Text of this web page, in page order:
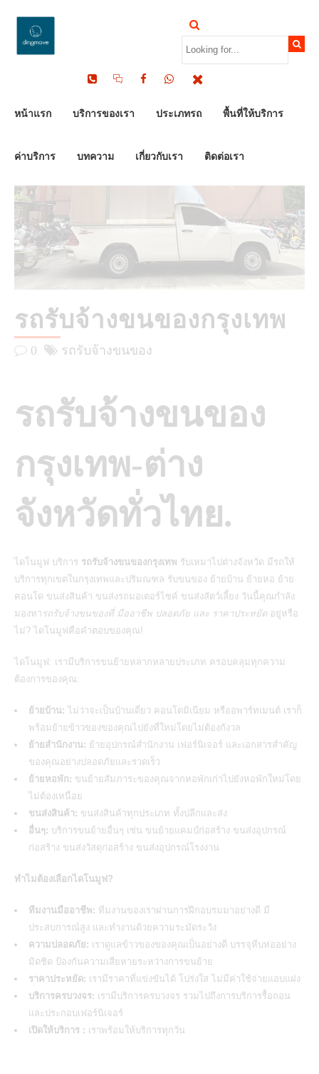
หน้าแรก บริการของเรา ประเภทรถ พื้นที่ให้บริการ
ค่าบริการ บทความ เกี่ยวกับเรา ติดต่อเรา
รถรับจ้างขนของกรุงเทพ
0 รถรับจ้างขนของ
รถรับจ้างขนของ
กรุงเทพ-ต่าง
จังหวัดทั่วไทย.
ไดโนมูฟ บริการ รถรับจ้างขนของกรุงเทพ รับเหมาไปต่างจังหวัด มีรถให้
บริการทุกเขตในกรุงเทพและปริมณฑล รับขนของ ย้ายบ้าน ย้ายหอ ย้าย
คอนโด ขนส่งสินค้า ขนส่งรถมอเตอร์ไซค์ ขนส่งสัตว์เลี้ยง วันนี้คุณกำลัง
มองหา รถรับจ้างขนของที่ มืออาชีพ ปลอดภัย และ ราคาประหยัด อยู่หรือ
ไม่? ไดโนมูฟคือคำตอบของคุณ!
ไดโนมูฟ: เรามีบริการขนย้ายหลากหลายประเภท ครอบคลุมทุกความ
ต้องการของคุณ:
ย้ายบ้าน: ไม่ว่าจะเป็นบ้านเดี่ยว คอนโดมิเนียม หรืออพาร์ทเมนต์ เราก็
พร้อมย้ายข้าวของของคุณไปยังที่ใหม่โดยไม่ต้องกังวล
ย้ายสำนักงาน: ย้ายอุปกรณ์สำนักงาน เฟอร์นิเจอร์ และเอกสารสำคัญ
ของคุณอย่างปลอดภัยและรวดเร็ว
ย้ายหอพัก: ขนย้ายสัมภาระของคุณจากหอพักเก่าไปยังหอพักใหม่โดย
ไม่ต้องเหนื่อย
ขนส่งสินค้า: ขนส่งสินค้าทุกประเภท ทั้งปลีกและส่ง
อื่นๆ: บริการขนย้ายอื่นๆ เช่น ขนย้ายแคมป์ก่อสร้าง ขนส่งอุปกรณ์
ก่อสร้าง ขนส่งวัสดุก่อสร้าง ขนส่งอุปกรณ์โรงงาน
ทำไมต้องเลือกไดโนมูฟ?
ทีมงานมืออาชีพ: ทีมงานของเราผ่านการฝึกอบรมมาอย่างดี มี
ประสบการณ์สูง และทำงานด้วยความระมัดระวัง
ความปลอดภัย: เราดูแลข้าวของของคุณเป็นอย่างดี บรรจุหีบห่ออย่าง
มิดชิด ป้องกันความเสียหายระหว่างการขนย้าย
ราคาประหยัด: เรามีราคาที่แข่งขันได้ โปร่งใส ไม่มีค่าใช้จ่ายแอบแฝง
บริการครบวงจร: เรามีบริการครบวงจร รวมไปถึงการบริการรื้อถอน
และประกอบเฟอร์นิเจอร์
เปิดให้บริการ : เราพร้อมให้บริการทุกวัน